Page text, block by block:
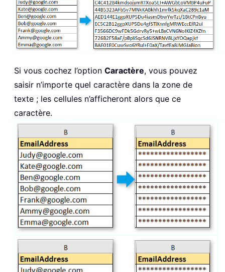
Si vous cochez l’option Caractère, vous pouvez
saisir n’importe quel caractère dans la zone de
texte ; les cellules n’afficheront alors que ce
caractère.